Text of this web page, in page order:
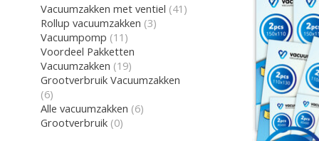
Vacuumzakken met ventiel (41)
Rollup vacuumzakken (3)
Vacuumpomp (11)
Voordeel Pakketten
Vacuumzakken (19)
Grootverbruik Vacuumzakken
(6)
Alle vacuumzakken (6)
Grootverbruik (0)